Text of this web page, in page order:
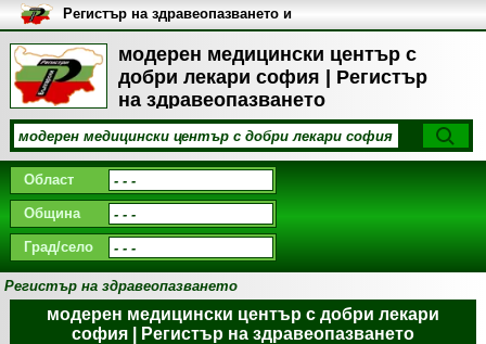
модерен медицински център с
добри лекари софия | Регистър
на здравеопазването
Регистър на здравеопазването и
медицинските заведения в
България
Област
Община
Град/село
Регистър на здравеопазването
модерен медицински център с добри лекари
софия | Регистър на здравеопазването